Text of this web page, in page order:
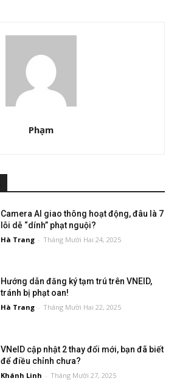
Phạm
Camera AI giao thông hoạt động, đâu là 7
lỗi dễ “dính” phạt nguội?
Hà Trang - Tháng Mười Hai 24, 2025
Hướng dẫn đăng ký tạm trú trên VNEID,
tránh bị phạt oan!
Hà Trang - Tháng Mười Hai 22, 2025
VNeID cập nhật 2 thay đổi mới, bạn đã biết
để điều chỉnh chưa?
Khánh Linh - Tháng Mười 27, 2025